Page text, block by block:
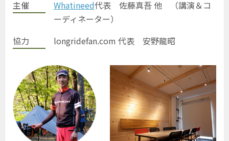
主催
Whatineed代表 佐藤真吾 他 （講演＆コ
ーディネーター）
協力
longridefan.com 代表 安野龍昭